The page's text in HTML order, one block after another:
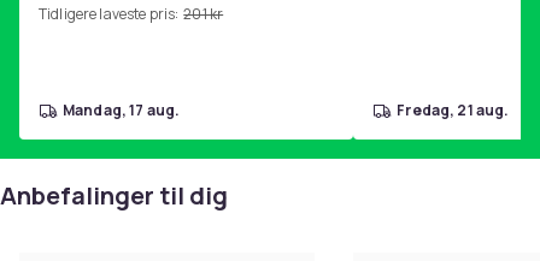
Tidligere laveste pris: 201 kr
mandag, 17 aug. fredag, 21 aug.
Anbefalinger til dig